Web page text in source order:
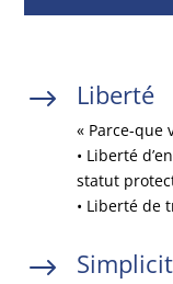
$ Liberté
« Parce-que
• Liberté
statut
• Liberté de
$